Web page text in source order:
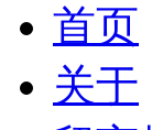
首页
关于